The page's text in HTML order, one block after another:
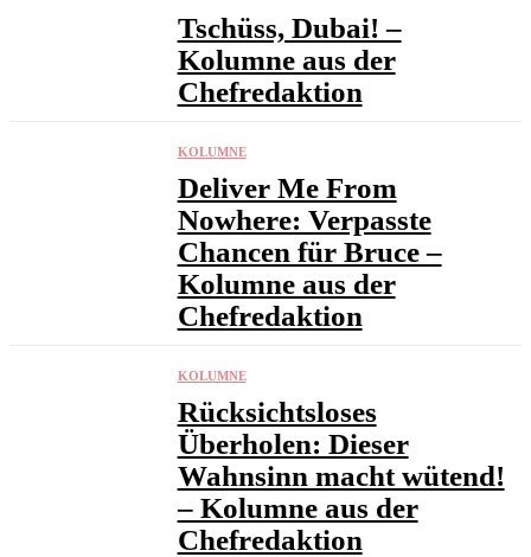
Tschüss, Dubai! –
Kolumne aus der
Chefredaktion
KOLUMNE
Deliver Me From
Nowhere: Verpasste
Chancen für Bruce –
Kolumne aus der
Chefredaktion
KOLUMNE
Rücksichtsloses
Überholen: Dieser
Wahnsinn macht wütend!
– Kolumne aus der
Chefredaktion